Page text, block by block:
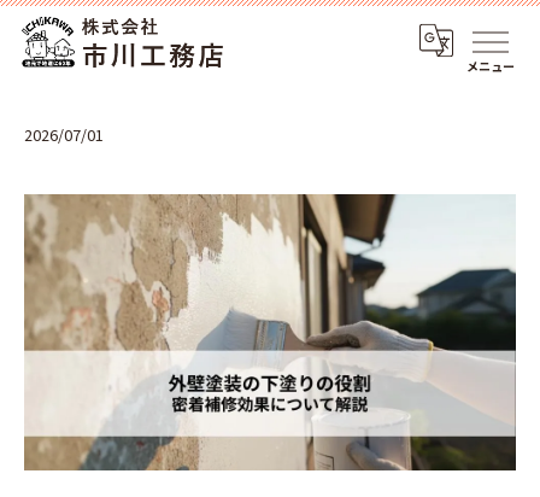
メニュー
2026/07/01